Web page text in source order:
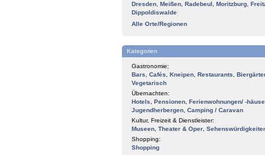
Dresden Meißen Radebeul Moritzburg
Dippoldiswalde
Alle Orte/Regionen
Kategorien
Gastronomie:
Bars
Cafés Kneipen Restaurants
Vegetarisch
Übernachten:
Hotels
Pensionen Ferienwohnungen/ -
Jugendherbergen Camping / Caravan
Kultur, Freizeit & Dienstleister:
Museen Theater & Oper
Shopping:
Shopping